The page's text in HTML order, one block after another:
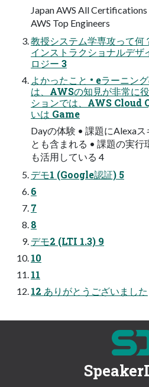
Japan AWS All
AWS Top Engineers
教授システム学専攻って何
インストラクショナルデザ
ロジー 3
よかったこと • eラーニン
は、AWSの知見が非常に
ションでは、AWS Cloud
いは Game
Dayの体験 • 課題にAlexa
とも含まれる • 課題の実行
も活用している 4
デモ1 (Google認証) 5
6
7
8
デモ2 (LTI 1.3) 9
10
11
12 ありがとうございました